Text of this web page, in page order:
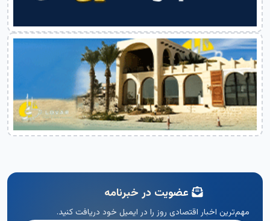
عضویت در خبرنامه
مهم‌ترین اخبار اقتصادی روز را در ایمیل خود دریافت کنید.